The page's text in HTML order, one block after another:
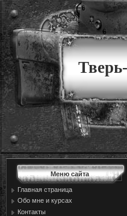
Меню сайта
Главная страница
Обо мне и курсах
Контакты